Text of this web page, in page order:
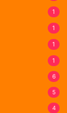
1
1
1
1
6
5
4